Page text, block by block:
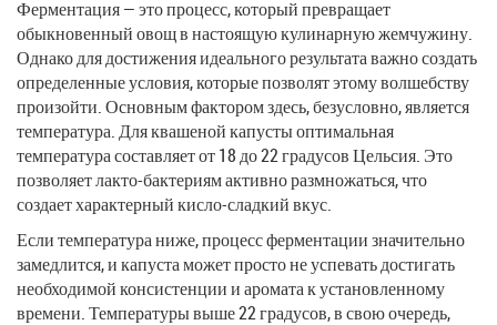
Ферментация — это процесс, который превращает
обыкновенный овощ в настоящую кулинарную жемчужину.
Однако для достижения идеального результата важно создать
определенные условия, которые позволят этому волшебству
произойти. Основным фактором здесь, безусловно, является
температура. Для квашеной капусты оптимальная
температура составляет от 18 до 22 градусов Цельсия. Это
позволяет лакто-бактериям активно размножаться, что
создает характерный кисло-сладкий вкус.
Если температура ниже, процесс ферментации значительно
замедлится, и капуста может просто не успевать достигать
необходимой консистенции и аромата к установленному
времени. Температуры выше 22 градусов, в свою очередь,